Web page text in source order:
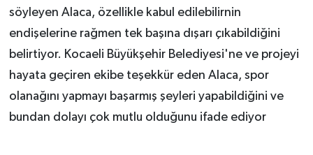
söyleyen Alaca, özellikle kabul edilebilirnin
endişelerine rağmen tek başına dışarı çıkabildiğini
belirtiyor. Kocaeli Büyükşehir Belediyesi'ne ve projeyi
hayata geçiren ekibe teşekkür eden Alaca, spor
olanağını yapmayı başarmış şeyleri yapabildiğini ve
bundan dolayı çok mutlu olduğunu ifade ediyor